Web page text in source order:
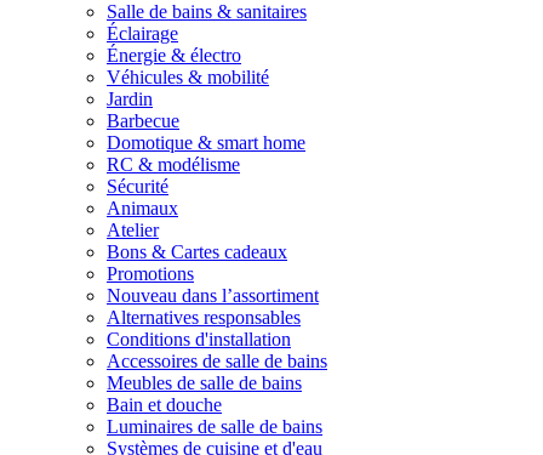
Salle de bains & sanitaires
Éclairage
Énergie & électro
Véhicules & mobilité
Jardin
Barbecue
Domotique & smart home
RC & modélisme
Sécurité
Animaux
Atelier
Bons & Cartes cadeaux
Promotions
Nouveau dans l’assortiment
Alternatives responsables
Conditions d'installation
Accessoires de salle de bains
Meubles de salle de bains
Bain et douche
Luminaires de salle de bains
Systèmes de cuisine et d'eau